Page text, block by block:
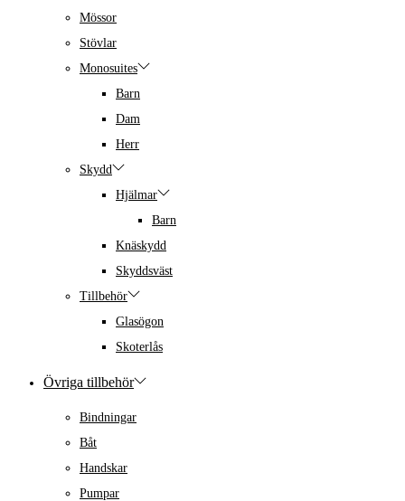
Mössor
Stövlar
Monosuites
Barn
Dam
Herr
Skydd
Hjälmar
Barn
Knäskydd
Skyddsväst
Tillbehör
Glasögon
Skoterlås
Övriga tillbehör
Bindningar
Båt
Handskar
Pumpar